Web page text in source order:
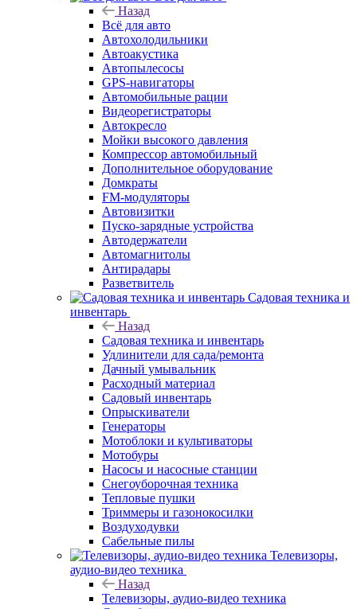
Назад
Всё для авто
Автохолодильники
Автоакустика
Автопылесосы
GPS-навигаторы
Автомобильные рации
Видеорегистраторы
Автокресло
Мойки высокого давления
Компрессор автомобильный
Дополнительное оборудование
Домкраты
FM-модуляторы
Автовизитки
Пуско-зарядные устройства
Автодержатели
Автомагнитолы
Антирадары
Разветвитель
Садовая техника и
инвентарь
Назад
Садовая техника и инвентарь
Удлинители для сада/ремонта
Дачный умывальник
Расходный материал
Садовый инвентарь
Опрыскиватели
Генераторы
Мотоблоки и культиваторы
Мотобуры
Насосы и насосные станции
Снегоуборочная техника
Тепловые пушки
Триммеры и газонокосилки
Воздуходувки
Сабельные пилы
Телевизоры,
аудио-видео техника
Назад
Телевизоры, аудио-видео техника